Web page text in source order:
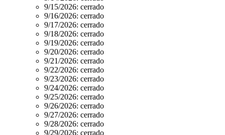
9/15/2026: cerrado
9/16/2026: cerrado
9/17/2026: cerrado
9/18/2026: cerrado
9/19/2026: cerrado
9/20/2026: cerrado
9/21/2026: cerrado
9/22/2026: cerrado
9/23/2026: cerrado
9/24/2026: cerrado
9/25/2026: cerrado
9/26/2026: cerrado
9/27/2026: cerrado
9/28/2026: cerrado
9/29/2026: cerrado